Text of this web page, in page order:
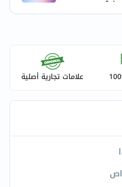
علامات تجارية أصلية